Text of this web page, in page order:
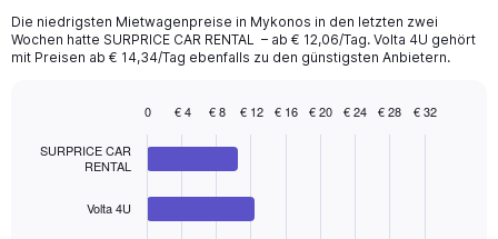
The
chart
displaying
Die niedrigsten Mietwagenpreise in Mykonos in den letzten zwei
Wochen hatte SURPRICE CAR RENTAL – ab € 12,06/Tag. Volta 4U gehört
mit Preisen ab € 14,34/Tag ebenfalls zu den günstigsten Anbietern.
chart
SURPRICE CAR
RENTAL
Volta 4U
0 € 4 € 8 € 12 € 16 € 20 € 24 € 28 € 32